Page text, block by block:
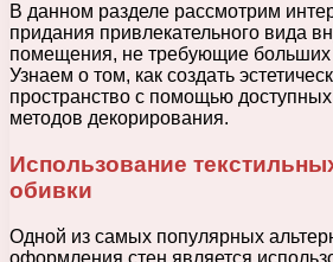
В данном разделе рассмотрим
придания привлекательного вида
помещения, не требующие больших
Узнаем о том, как создать
пространство с помощью
методов декорирования.
Использование
обивки
Одной из самых популярных
оформления стен является